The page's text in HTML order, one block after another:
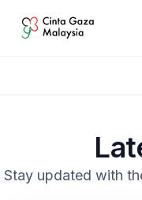
Stay updated with